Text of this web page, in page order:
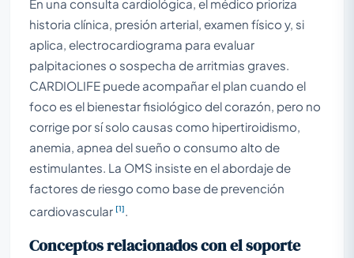
En una consulta cardiológica, el médico prioriza
historia clínica, presión arterial, examen físico y, si
aplica, electrocardiograma para evaluar
palpitaciones o sospecha de arritmias graves.
CARDIOLIFE puede acompañar el plan cuando el
foco es el bienestar fisiológico del corazón, pero no
corrige por sí solo causas como hipertiroidismo,
anemia, apnea del sueño o consumo alto de
estimulantes. La OMS insiste en el abordaje de
factores de riesgo como base de prevención
cardiovascular [1]
Conceptos relacionados con el soporte